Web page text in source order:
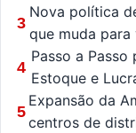
3
Nova política
que muda para
4
Passo a Passo
Estoque e
5
Expansão da
centros de